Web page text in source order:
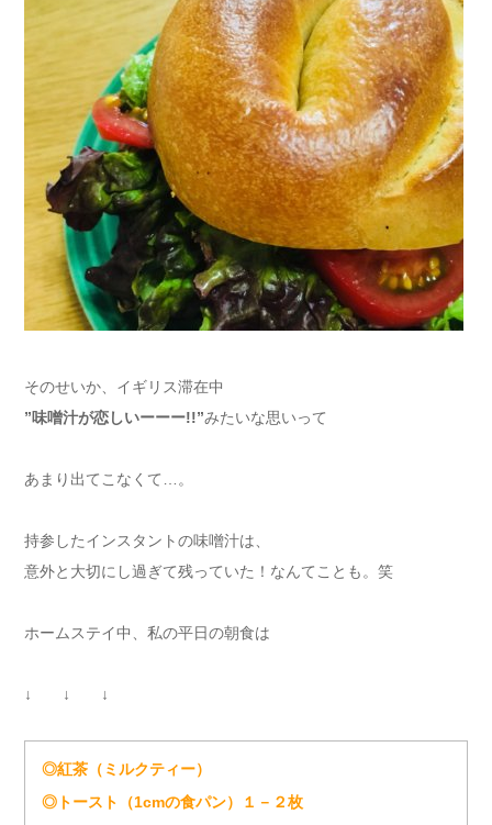
そのせいか、イギリス滞在中
”味噌汁が恋しいーーー!!”みたいな思いって
あまり出てこなくて…。
持参したインスタントの味噌汁は、
意外と大切にし過ぎて残っていた！なんてことも。笑
ホームステイ中、私の平日の朝食は
↓ ↓ ↓
◎紅茶（ミルクティー）
◎トースト（1cmの食パン）１－２枚